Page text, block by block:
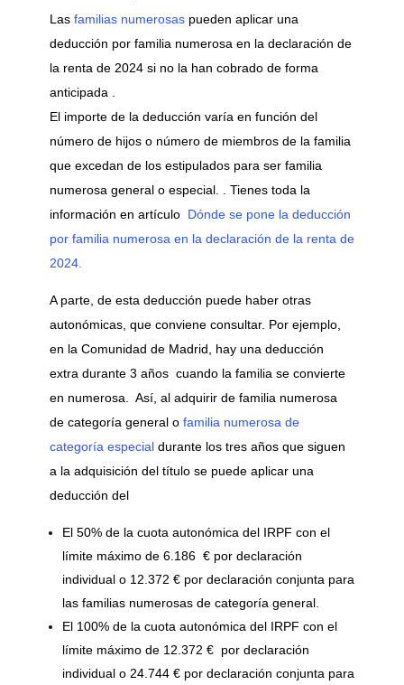
Lasfamilias numerosaspueden aplicar una
deducción por familia numerosa en la declaración de
la renta de 2024 si no la han cobrado de forma
anticipada .
El importe de la deducción varía en función del
número de hijos o número de miembros de la familia
que excedan de los estipulados para ser familia
numerosa general o especial. . Tienes toda la
información en artículo Dónde se pone la deducción
por familia numerosa en la declaración de la renta de
2024.
A parte, de esta deducción puede haber otras
autonómicas, que conviene consultar. Por ejemplo,
en la Comunidad de Madrid, hay una deducción
extra durante 3 años cuando la familia se convierte
en numerosa. Así, al adquirir de familia numerosa
de categoría general o familia numerosa de
categoría especialdurante los tres años que siguen
a la adquisición del título se puede aplicar una
deducción del
El 50% de la cuota autonómica del IRPF con el
límite máximo de 6.186 € por declaración
individual o 12.372 € por declaración conjunta para
las familias numerosas de categoría general.
El 100% de la cuota autonómica del IRPF con el
límite máximo de 12.372 € por declaración
individual o 24.744 € por declaración conjunta para